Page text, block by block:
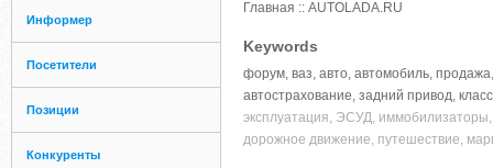
Информер
Посетители
Позиции
Конкуренты
Главная :: AUTOLADA.RU
Keywords
форум, ваз, авто, автомобиль,
автострахование, задний привод,
эксплуатация, ЭСУД,
дорожное движение, путешествие,